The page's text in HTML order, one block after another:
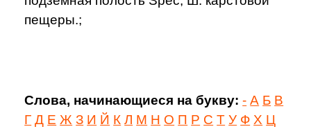
пещеры.;
Слова, начинающиеся на букву: - А Б В
Г Д Е Ж З И Й К Л М Н О П Р С Т У Ф Х Ц